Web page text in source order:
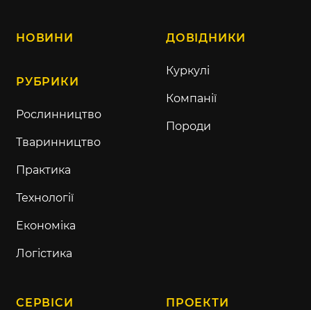
НОВИНИ
РУБРИКИ
Рослинництво
Тваринництво
Практика
Технології
Економіка
Логістика
ДОВІДНИКИ
Куркулі
Компанії
Породи
СЕРВІСИ ПРОЕКТИ